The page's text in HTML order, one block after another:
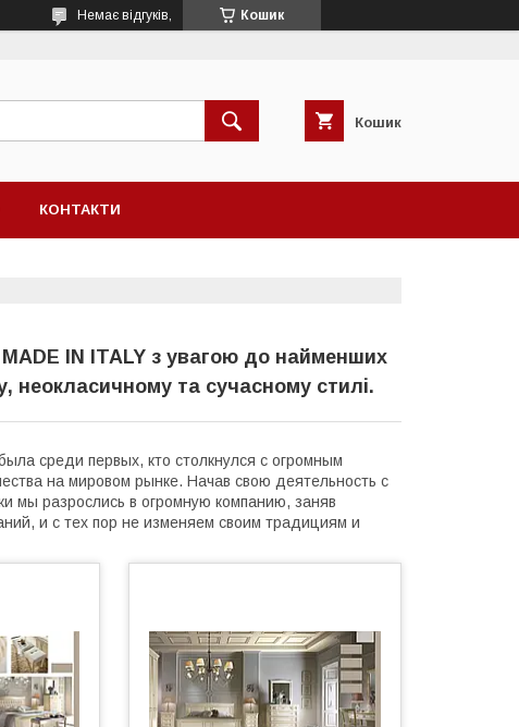
Кошик
Немає відгуків,
Кошик
КОНТАКТИ
IN ITALY з увагою до найменших
неокласичному та сучасному стилі.
среди первых, кто столкнулся с огромным
на мировом рынке. Начав свою деятельность с
мы разрослись в огромную компанию, заняв
и с тех пор не изменяем своим традициям и